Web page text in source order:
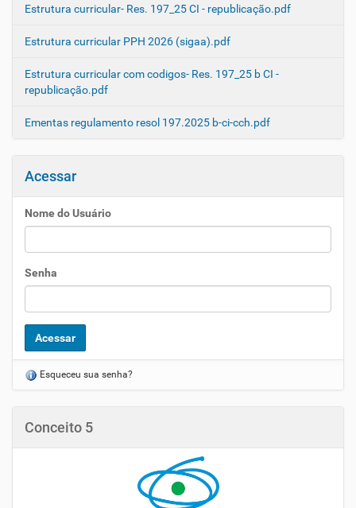
Estrutura curricular- Res. 197_25 CI - republicação.pdf
Estrutura curricular PPH 2026 (sigaa).pdf
Estrutura curricular com codigos- Res. 197_25 b CI -
republicação.pdf
Ementas regulamento resol 197.2025 b-ci-cch.pdf
Acessar
Nome do Usuário
Senha
Esqueceu sua senha?
Conceito 5